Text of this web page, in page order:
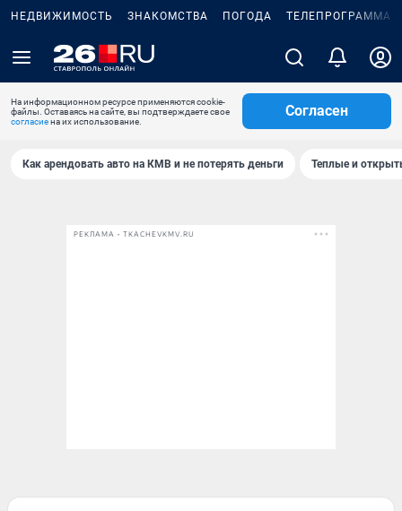
НЕДВИЖИМОСТЬ ЗНАКОМСТВА ПОГОДА ТЕЛЕПРОГРАММА
На информационном ресурсе применяются cookie-
файлы. Оставаясь на сайте, вы подтверждаете свое
согласиена их использование.
Согласен
Как арендовать авто на КМВ и не потерять деньги Теплые и
РЕКЛАМА • TKACHEVKMV.RU